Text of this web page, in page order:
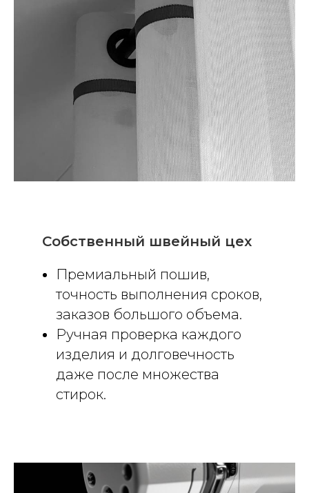
Собственный швейный цех
Премиальный пошив,
точность выполнения сроков,
заказов большого объема.
Ручная проверка каждого
изделия и долговечность
даже после множества
стирок.